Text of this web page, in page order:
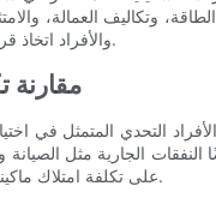
وتكاليف العمالة،
والأفراد اتخاذ قرارات مستنيرة بشأن التكلفة والعائد المحتمل على الاستثمار في تكنولوجيا النقش بالليزر.
مقارنة
التحدي المتمثل في
الجارية مثل
على تكلفة امتلاك ماكينة نقش ألياف الليزر بقدرة 100 وات ومقارنة التكلفة الإجمالية للملكية للنماذج المختلفة.